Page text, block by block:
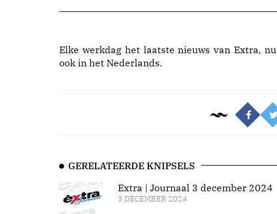
Elke werkdag het laatste nieuws van Extra, nu
ook in het Nederlands.
GERELATEERDE KNIPSELS
Extra | Journaal 3 december 2024
3 DECEMBER 2024